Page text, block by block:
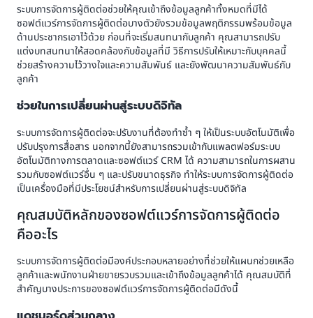
ระบบการจัดการผู้ติดต่อช่วยให้คุณเข้าถึงข้อมูลลูกค้าทั้งหมดที่มีได้
ซอฟต์แวร์การจัดการผู้ติดต่อบางตัวยังรวมข้อมูลพฤติกรรมพร้อมข้อมูล
ด้านประชากรเอาไว้ด้วย ก่อนที่จะเริ่มสนทนากับลูกค้า คุณสามารถปรับ
แต่งบทสนทนาให้สอดคล้องกับข้อมูลที่มี วิธีการปรับให้เหมาะกับบุคคลนี้
ช่วยสร้างความไว้วางใจและความสัมพันธ์ และยังพัฒนาความสัมพันธ์กับ
ลูกค้า
ช่วยในการเปลี่ยนผ่านสู่ระบบดิจิทัล
ระบบการจัดการผู้ติดต่อจะปรับงานที่ต้องทำซ้ำ ๆ ให้เป็นระบบอัตโนมัติเพื่อ
ปรับปรุงการสื่อสาร นอกจากนี้ยังสามารถรวมเข้ากับแพลตฟอร์มระบบ
อัตโนมัติทางการตลาดและซอฟต์แวร์ CRM ได้ ความสามารถในการผสาน
รวมกับซอฟต์แวร์อื่น ๆ และปรับขนาดธุรกิจ ทำให้ระบบการจัดการผู้ติดต่อ
เป็นเครื่องมือที่มีประโยชน์สำหรับการเปลี่ยนผ่านสู่ระบบดิจิทัล
คุณสมบัติหลักของซอฟต์แวร์การจัดการผู้ติดต่อ
คืออะไร
ระบบการจัดการผู้ติดต่อมีองค์ประกอบหลายอย่างที่ช่วยให้แผนกช่วยเหลือ
ลูกค้าและพนักงานฝ่ายขายรวบรวมและเข้าถึงข้อมูลลูกค้าได้ คุณสมบัติที่
สำคัญบางประการของซอฟต์แวร์การจัดการผู้ติดต่อมีดังนี้